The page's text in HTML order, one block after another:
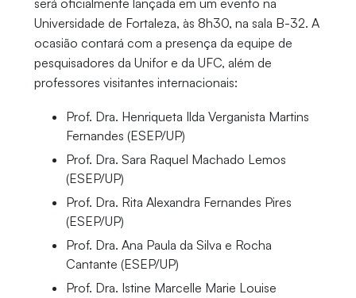
será oficialmente lançada em um evento na
Universidade de Fortaleza, às 8h30, na sala B-32. A
ocasião contará com a presença da equipe de
pesquisadores da Unifor e da UFC, além de
professores visitantes internacionais:
Prof. Dra. Henriqueta Ilda Verganista Martins
Fernandes (ESEP/UP)
Prof. Dra. Sara Raquel Machado Lemos
(ESEP/UP)
Prof. Dra. Rita Alexandra Fernandes Pires
(ESEP/UP)
Prof. Dra. Ana Paula da Silva e Rocha
Cantante (ESEP/UP)
Prof. Dra. Istine Marcelle Marie Louise